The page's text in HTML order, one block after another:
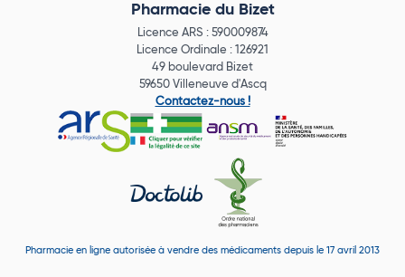
Pharmacie du Bizet
Licence ARS : 590009874
Licence Ordinale : 126921
49 boulevard Bizet
59650 Villeneuve d'Ascq
Contactez-nous !
Pharmacie en ligne autorisée à vendre des médicaments depuis le 17 avril 2013